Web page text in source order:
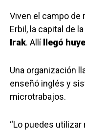
Viven el campo de
Erbil, la capital de
Irak. Allí llegó
Una organización
enseñó inglés y
microtrabajos.
“Lo puedes